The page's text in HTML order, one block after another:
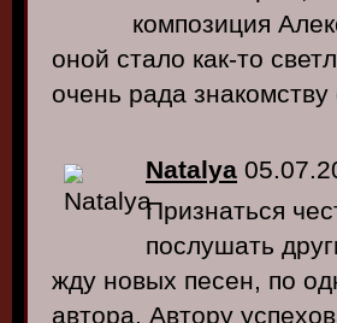
композиция
оной стало как-то
очень рада
Natalya
Признаться
послушать
жду новых песен, по
автора. Автору